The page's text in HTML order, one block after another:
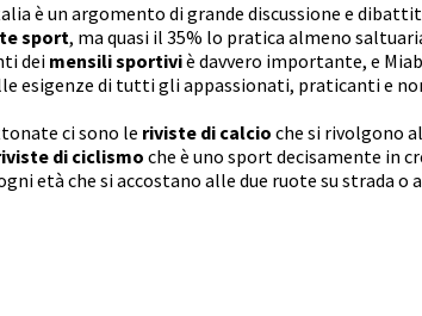
è un argomento di grande discussione e
sport, ma quasi il 35% lo pratica almeno
dei mensili sportiviè davvero importante, e
esigenze di tutti gli appassionati, praticanti e
ci sono le riviste di calcio che si rivolgono
di ciclismo che è uno sport decisamente in
età che si accostano alle due ruote su strada o